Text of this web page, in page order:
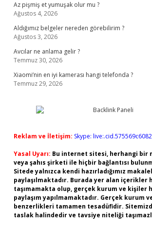
Az pişmiş et yumuşak olur mu ?
Ağustos 4, 2026
Aldığımız belgeler nereden görebilirim ?
Ağustos 3, 2026
Avcılar ne anlama gelir ?
Temmuz 30, 2026
Xiaomi’nin en iyi kamerası hangi telefonda ?
Temmuz 29, 2026
Reklam ve İletişim: Skype:
Yasal Uyarı: Bu internet sitesi, herhangi bir
veya şahıs şirketi ile hiçbir bağlantısı
Sitede yalnızca kendi hazırladığımız
paylaşılmaktadır. Burada yer alan içerikler
taşımamakta olup, gerçek kurum ve kişiler
paylaşım yapılmamaktadır. Gerçek kurum
benzerlikleri tamamen tesadüfidir.
taslak halindedir ve tavsiye niteliği